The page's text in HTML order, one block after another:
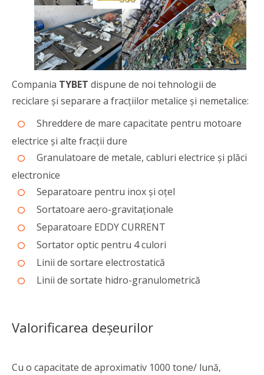
Compania TYBET dispune de noi tehnologii de
reciclare și separare a fracțiilor metalice și nemetalice:
Shreddere de mare capacitate pentru motoare
electrice și alte fracții dure
Granulatoare de metale, cabluri electrice și plăci
electronice
Separatoare pentru inox și oțel
Sortatoare aero-gravitaționale
Separatoare EDDY CURRENT
Sortator optic pentru 4 culori
Linii de sortare electrostatică
Linii de sortate hidro-granulometrică
Valorificarea deşeurilor
Cu o capacitate de aproximativ 1000 tone/ lună,